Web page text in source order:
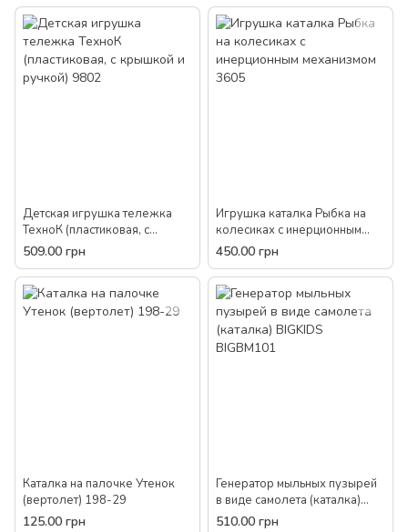
Детская игрушка тележка
ТехноК (пластиковая, с
крышкой и ручкой) 9802
509.00 грн
Игрушка каталка Рыбка на
колесиках с инерционным
механизмом 3605
450.00 грн
Каталка на палочке Утенок
(вертолет) 198-29
125.00 грн
Генератор мыльных пузырей
в виде самолета (каталка)
BIGKIDS BIGBM101
510.00 грн